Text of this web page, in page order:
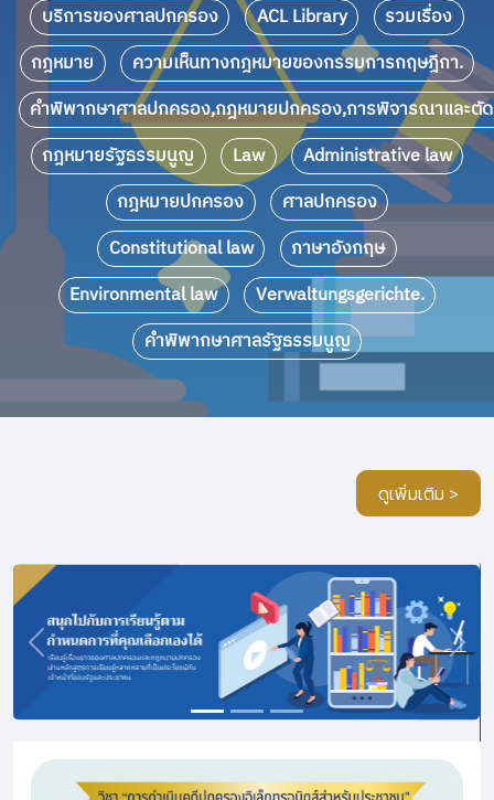
บริการของศาลปกครอง
ACL Library
รวมเรื่อง
กฎหมาย
ความเห็นทางกฎหมายของกรรมการกฤษฎีกา.
คำพิพากษาศาลปกครอง,กฎหมายปกครอง,การพิจารณาและตั
กฎหมายรัฐธรรมนูญ
Law
Administrative law
กฎหมายปกครอง
ศาลปกครอง
Constitutional law
ภาษาอังกฤษ
Environmental law
Verwaltungsgerichte.
คำพิพากษาศาลรัฐธรรมนูญ
ดูเพิ่มเติม >
Previous Next